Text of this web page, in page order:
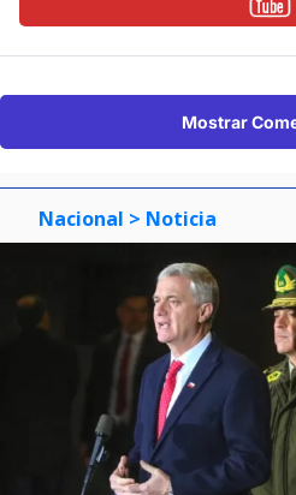
Mostrar
Nacional > Noticia